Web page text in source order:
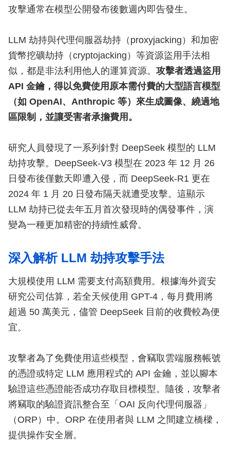
攻擊通常在模型公開發布後數週內即告發生。
LLM 劫持與代理伺服器劫持（proxyjacking）和加密
貨幣挖礦劫持（cryptojacking）等資源盜用手法相
似，都是非法利用他人的運算資源。 攻擊者透過盜用
API 金鑰，得以免費使用原本需付費的大型語言模型
（如 OpenAI、Anthropic 等）來生成圖像、繞過地
區限制，並讓受害者承擔費用。
研究人員發現了一系列針對 DeepSeek 模型的 LLM
劫持攻擊。DeepSeek-V3 模型在 2023 年 12 月 26
日發布後僅數天即遭入侵，而 DeepSeek-R1 更在
2024 年 1 月 20 日發布隔天就遭受攻擊。這顯示
LLM 劫持已從去年五月首次發現時的偶發事件，演
變為一種更加精密的持續性威脅。
深入解析 LLM 劫持攻擊手法
大規模使用 LLM 需要支付高額費用。根據海外資安
研究公司估算，若全天候使用 GPT-4，每月費用將
超過 50 萬美元，儘管 DeepSeek 目前的收費較為便
宜。
攻擊者為了免費使用這些模型，會竊取雲端服務帳號
的憑證或特定 LLM 應用程式的 API 金鑰，並以腳本
驗證這些憑證能否成功存取目標模型。隨後，攻擊者
將竊取的驗證資訊整合至「OAI 反向代理伺服器」
（ORP）中。ORP 在使用者與 LLM 之間建立橋樑，
提供操作安全層。